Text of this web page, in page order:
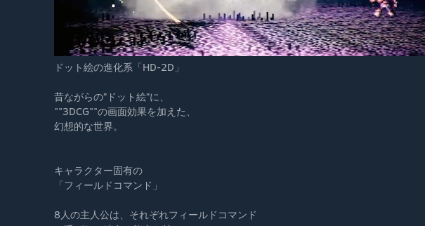
ドット絵の進化系「HD-2D」
昔ながらの”ドット絵”に、
""3DCG""の画面効果を加えた、
幻想的な世界。
キャラクター固有の
「フィールドコマンド」
8人の主人公は、それぞれフィールドコマンド